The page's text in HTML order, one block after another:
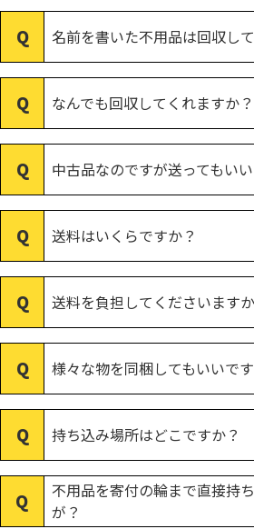
名前を書いた不用品は回収し
なんでも回収してくれますか？
中古品なのですが送ってもい
送料はいくらですか？
送料を負担してくださいます
様々な物を同梱してもいいで
持ち込み場所はどこですか？
不用品を寄付の輪まで直接持
が？